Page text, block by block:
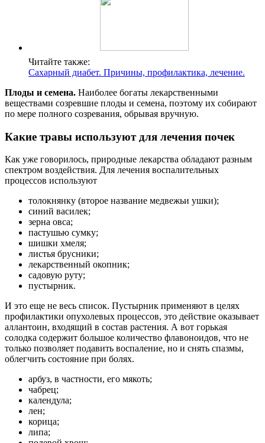
Читайте также:
Сахарный диабет. Причины, профилактика, лечение.
Плоды и семена. Наиболее богаты лекарственными
веществами созревшие плоды и семена, поэтому их собирают
по мере полного созревания, обрывая вручную.
Какие травы используют для лечения почек
Как уже говорилось, природные лекарства обладают разным
спектром воздействия. Для лечения воспалительных
процессов используют
толокнянку (второе название медвежьи ушки);
синий василек;
зерна овса;
пастушью сумку;
шишки хмеля;
листья брусники;
лекарственный окопник;
садовую руту;
пустырник.
И это еще не весь список. Пустырник применяют в целях
профилактики опухолевых процессов, это действие оказывает
аллантоин, входящий в состав растения. А вот горькая
солодка содержит большое количество флавоноидов, что не
только позволяет подавить воспаление, но и снять спазмы,
облегчить состояние при болях.
арбуз, в частности, его мякоть;
чабрец;
календула;
лен;
корица;
липа;